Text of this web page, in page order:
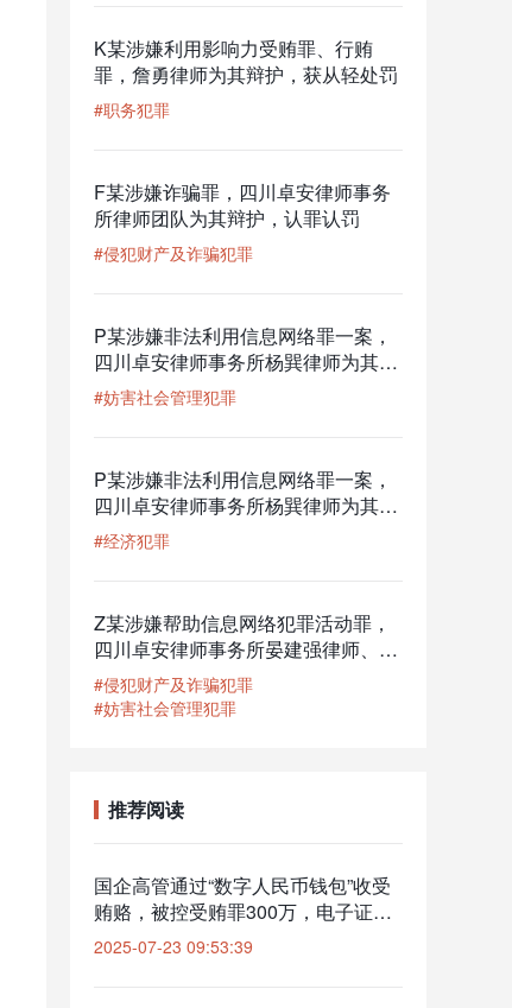
K某涉嫌利用影响力受贿罪、行贿
罪，詹勇律师为其辩护，获从轻处罚
#职务犯罪
F某涉嫌诈骗罪，四川卓安律师事务
所律师团队为其辩护，认罪认罚
#侵犯财产及诈骗犯罪
P某涉嫌非法利用信息网络罪一案，
四川卓安律师事务所杨巽律师为其辩
护成功获不起诉决定
#妨害社会管理犯罪
P某涉嫌非法利用信息网络罪一案，
四川卓安律师事务所杨巽律师为其辩
护，检察院不予批准逮捕并变更强制
措施为取保候审
#经济犯罪
Z某涉嫌帮助信息网络犯罪活动罪，
四川卓安律师事务所晏建强律师、李
辰君律师为其辩护，公安机关对其终
止侦查
#侵犯财产及诈骗犯罪
#妨害社会管理犯罪
推荐阅读
国企高管通过“数字人民币钱包”收受
贿赂，被控受贿罪300万，电子证据
如何质证？
2025-07-23 09:53:39